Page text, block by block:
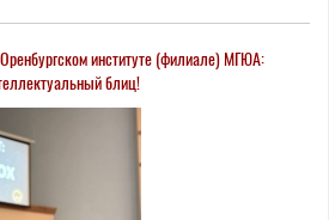
институте (филиале) МГЮА:
блиц!